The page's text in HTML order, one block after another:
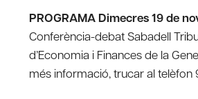
PROGRAMA Dimecres 19 de
Conferència-debat Sabadell
d’Economia i Finances de la
més informació, trucar al